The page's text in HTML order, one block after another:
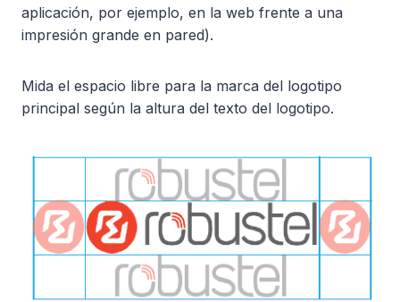
aplicación, por ejemplo, en la web frente a una
impresión grande en pared).
Mida el espacio libre para la marca del logotipo
principal según la altura del texto del logotipo.